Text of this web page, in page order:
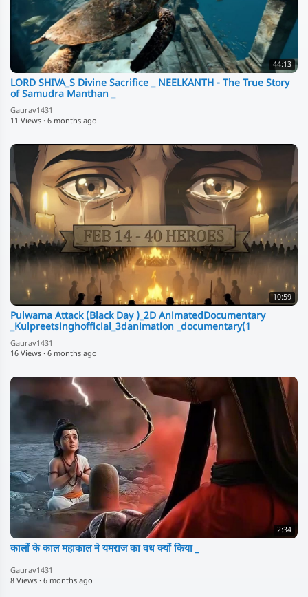
44:13
LORD SHIVA_S Divine Sacrifice _ NEELKANTH - The True Story
of Samudra Manthan _
Gaurav1431
11 Views · 6 months ago
10:59
Pulwama Attack (Black Day )_2D AnimatedDocumentary
_Kulpreetsinghofficial_3danimation _documentary(1
Gaurav1431
16 Views · 6 months ago
2:34
कालों के काल महाकाल ने यमराज का वध क्यों किया _
Gaurav1431
8 Views · 6 months ago